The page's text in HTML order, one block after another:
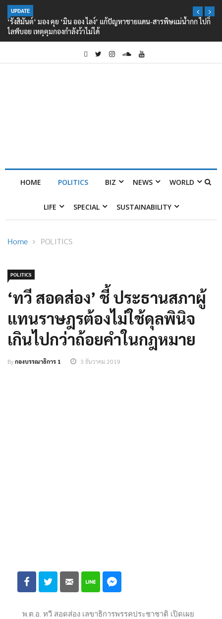
UPDATE
‘รังสิมันต์’ มอง คุย ‘มิน ออง ไลง์’ แก้ปัญหาชายแดน-สารพิษแม่น้ำกก ไปก็
ไลฟ์บอย เหตุคุมกองกำลังว้าไม่ได้
HOME POLITICS BIZ NEWS WORLD
LIFE SPECIAL SUSTAINABILITY
Home POLITICS
POLITICS
‘ทวี สอดส่อง’ ชี้ ประธานสภาผู้
แทนราษฎรต้องไม่ใช้ดุลพินิจ
เกินไปกว่าถ้อยคำในกฎหมาย
Byกองบรรณาธิการ 1 3 ธันวาคม 2019
พ.ต.อ. ทวี สอดส่อง เลขาธิการพรรคประชาชาติ เปิดเผย